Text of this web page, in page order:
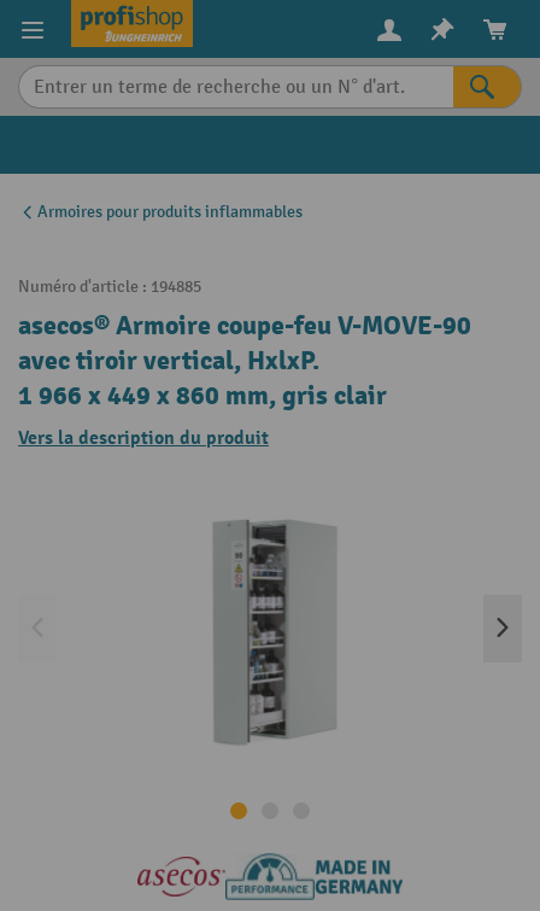
content
Armoires pour produits inflammables
Numéro d'article : 194885
asecos® Armoire coupe-feu V-MOVE-90
avec tiroir vertical, HxlxP.
1 966 x 449 x 860 mm, gris clair
Vers la description du produit